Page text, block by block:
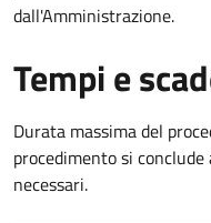
dall'Amministrazione.
Tempi e
Durata massima del
procedimento si
necessari.